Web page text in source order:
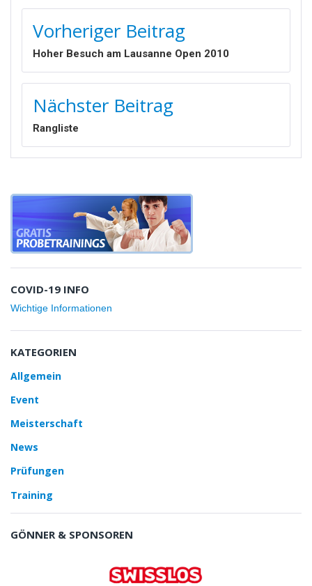
Vorheriger Beitrag
Hoher Besuch am Lausanne Open 2010
Nächster Beitrag
Rangliste
COVID-19 INFO
Wichtige Informationen
KATEGORIEN
Allgemein
Event
Meisterschaft
News
Prüfungen
Training
GÖNNER & SPONSOREN